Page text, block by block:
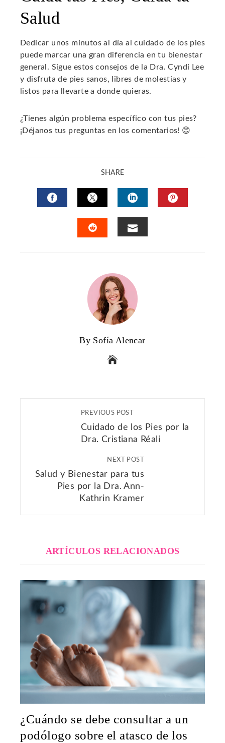
Salud
Dedicar unos minutos al día al cuidado de los pies
puede marcar una gran diferencia en tu bienestar
general. Sigue estos consejos de la Dra. Cyndi Lee
y disfruta de pies sanos, libres de molestias y
listos para llevarte a donde quieras.
¿Tienes algún problema específico con tus pies?
¡Déjanos tus preguntas en los comentarios! 😊
SHARE
FACEBOOKTWITTERLINKEDIN
By Sofía Alencar
PREVIOUS POST
Cuidado de los Pies por la
Dra. Cristiana Réali
NEXT POST
Salud y Bienestar para tus
Pies por la Dra. Ann-
Kathrin Kramer
ARTÍCULOS RELACIONADOS
¿Cuándo se debe consultar a un
podólogo sobre el atasco de los